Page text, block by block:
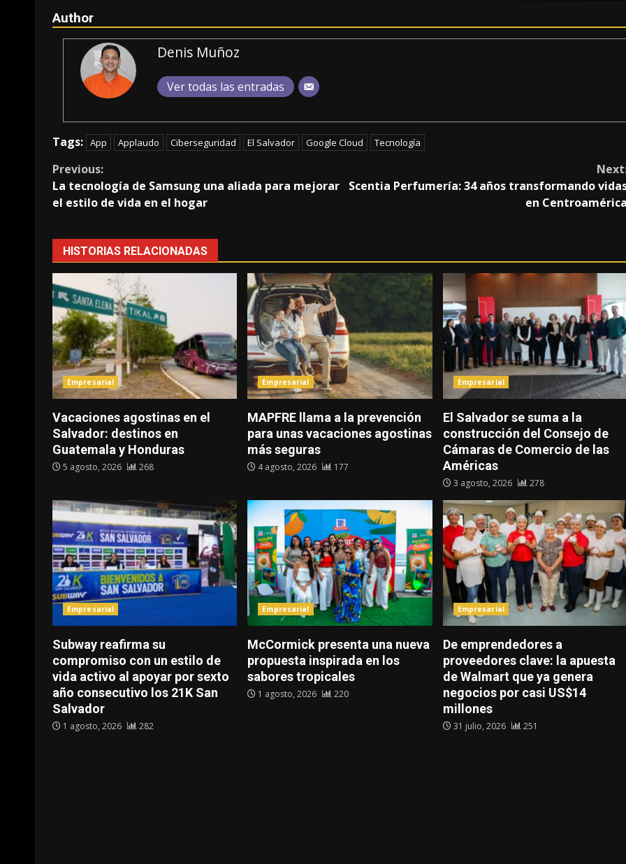
Author
Denis Muñoz
Ver todas las entradas
Tags: App Applaudo Ciberseguridad El Salvador Google Cloud Tecnología
Continue
Reading
Previous:
La tecnología de Samsung una aliada para mejorar
el estilo de vida en el hogar
Scentia Perfumería: 34 años transformando
en
HISTORIAS RELACIONADAS
Empresarial
Vacaciones agostinas en el
Salvador: destinos en
Guatemala y Honduras
5 agosto, 2026 268
Empresarial
MAPFRE llama a la prevención
para unas vacaciones agostinas
más seguras
4 agosto, 2026 177
Empresarial
El Salvador se suma a la
construcción del Consejo de
Cámaras de Comercio de las
Américas
3 agosto, 2026 278
Empresarial
Subway reafirma su
compromiso con un estilo de
vida activo al apoyar por sexto
año consecutivo los 21K San
Salvador
1 agosto, 2026 282
Empresarial
McCormick presenta una nueva
propuesta inspirada en los
sabores tropicales
1 agosto, 2026 220
Empresarial
De emprendedores a
proveedores clave: la apuesta
de Walmart que ya genera
negocios por casi US$14
millones
31 julio, 2026 251